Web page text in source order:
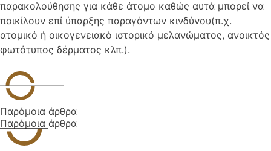
παρακολούθησης για κάθε άτομο καθώς αυτά μπορεί να
ποικίλουν επί ύπαρξης παραγόντων κινδύνου(π.χ.
ατομικό ή οικογενειακό ιστορικό μελανώματος, ανοικτός
φωτότυπος δέρματος κλπ.).
Παρόμοια άρθρα
Παρόμοια άρθρα